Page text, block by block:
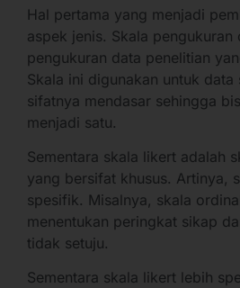
Hal pertama yang menjadi
aspek jenis. Skala pengukuran
pengukuran data penelitian
Skala ini digunakan untuk data
sifatnya mendasar sehingga
menjadi satu.
Sementara skala likert adalah
yang bersifat khusus. Artinya,
spesifik. Misalnya, skala
menentukan peringkat sikap
tidak setuju.
Sementara skala likert lebih